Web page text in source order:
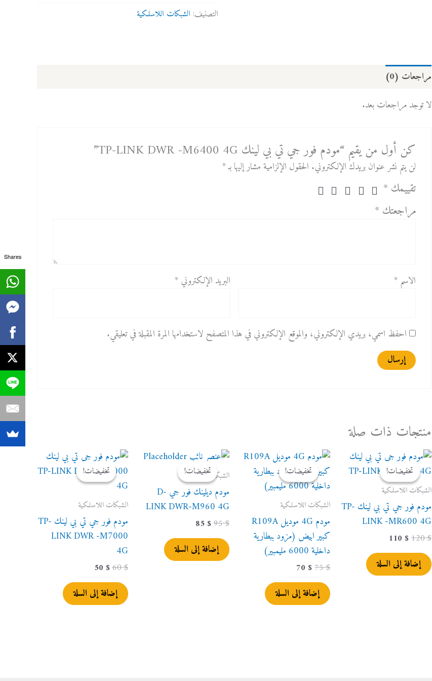
-
التصنيف: الشبكات اللاسلكية
مراجعات (0)
لا توجد مراجعات بعد.
كن أول من يقيم “مودم فور جي تي بي لينك TP-LINK DWR -M6400 4G”
لن يتم نشر عنوان بريدك الإلكتروني. الحقول الإلزامية مشار إليها بـ*
تقييمك *
مراجعتك *
الاسم * البريد الإلكتروني *
احفظ اسمي، بريدي الإلكتروني، والموقع الإلكتروني في هذا المتصفح لاستخدامها المرة المقبلة في تعليقي.
منتجات ذات صلة
تخفيضات!
تخفيضات!
الشبكات اللاسلكية
مودم فور جي تي بي لينك TP-
LINK -MR600 4G
120$
السعر
الأصلي
هو:
120 $.
110 $
السعر
الحالي
هو:
110 $.
إضافة إلى السلة
تخفيضات!
تخفيضات!
الشبكات اللاسلكية
مودم 4G موديل R109A
كبير ابيض (مزود ببطارية
داخلية 6000 مليمبير)
75$
السعر
الأصلي
هو:
75 $.
70 $
السعر
الحالي
هو:
70 $.
إضافة إلى السلة
تخفيضات!
تخفيضات!
الشبكات اللاسلكية
مودم ديلينك فور جي D-
LINK DWR-M960 4G
95$
السعر
الأصلي
هو:
95 $.
85 $
السعر
الحالي
هو:
85 $.
إضافة إلى السلة
تخفيضات!
تخفيضات!
الشبكات اللاسلكية
مودم فور جي تي بي لينك TP-
LINK DWR -M7000
4G
60$
السعر
الأصلي
هو:
60 $.
50 $
السعر
الحالي
هو:
50 $.
إضافة إلى السلة
Shares